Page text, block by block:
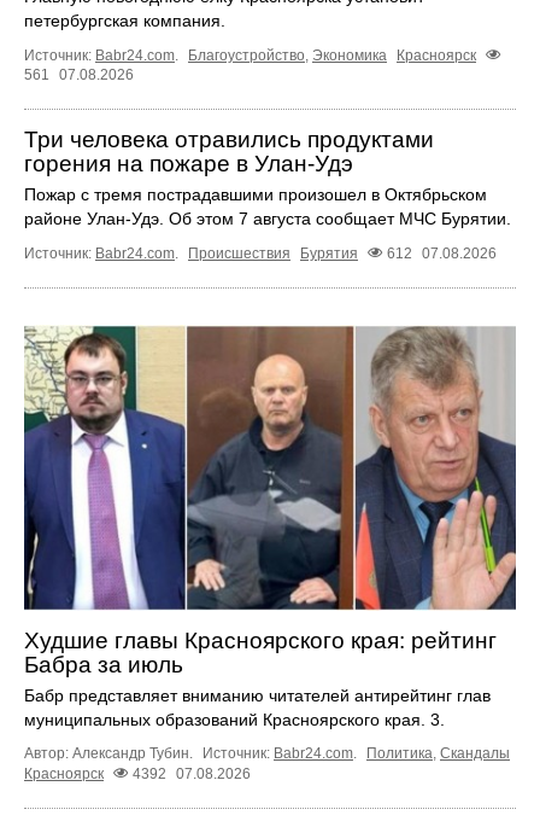
петербургская компания.
Источник: Babr24.com. Благоустройство, Экономика
Красноярск
561
07.08.2026
Три человека отравились продуктами
горения на пожаре в Улан-Удэ
Пожар с тремя пострадавшими произошел в Октябрьском
районе Улан-Удэ. Об этом 7 августа сообщает МЧС Бурятии.
Источник: Babr24.com. Происшествия Бурятия 612 07.08.2026
Худшие главы Красноярского края: рейтинг
Бабра за июль
Бабр представляет вниманию читателей антирейтинг глав
муниципальных образований Красноярского края. 3.
Автор: Александр Тубин. Источник: Babr24.com. Политика, Скандалы
Красноярск
4392 07.08.2026